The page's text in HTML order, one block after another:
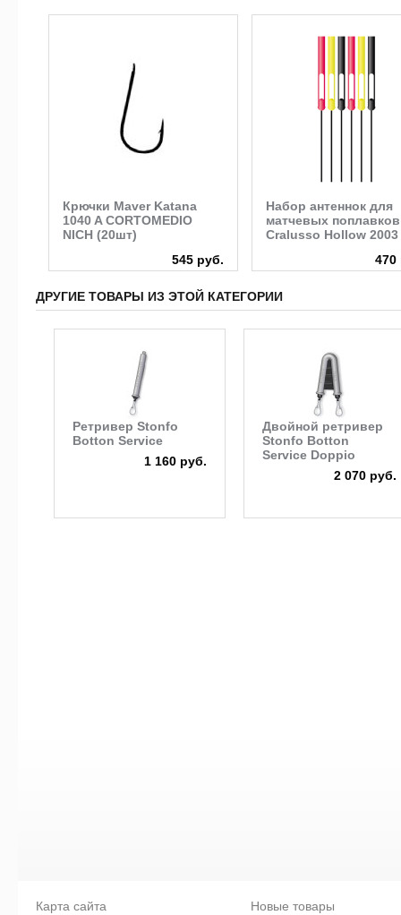
Крючки Maver Katana
1040 A CORTOMEDIO
NICH (20шт)
545 руб.
Набор антеннок для
матчевых поплавков
Cralusso Hollow 2003
470
ДРУГИЕ ТОВАРЫ ИЗ ЭТОЙ КАТЕГОРИИ
Ретривер Stonfo
Botton Service
1 160 руб.
Двойной ретривер
Stonfo Botton
Service Doppio
2 070 руб.
Карта сайта Новые товары